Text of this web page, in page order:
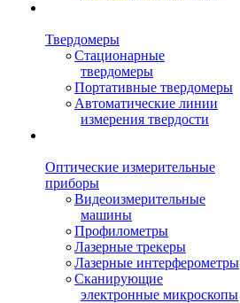
Твердомеры
Стационарные
твердомеры
Портативные твердомеры
Автоматические линии
измерения твердости
Оптические измерительные
приборы
Видеоизмерительные
машины
Профилометры
Лазерные трекеры
Лазерные интерферометры
Сканирующие
электронные микроскопы